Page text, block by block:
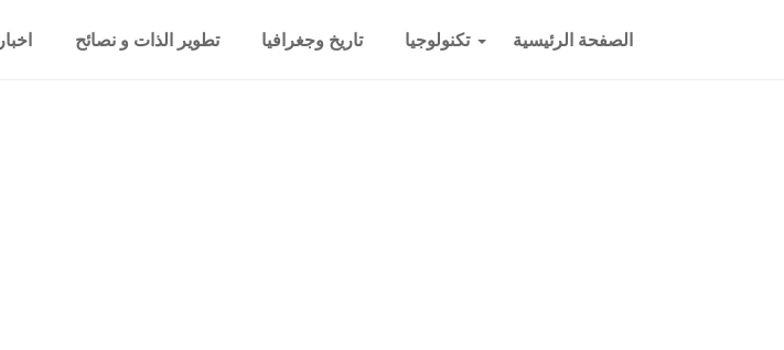
الصفحة الرئيسية تكنولوجيا تاريخ وجغرافيا تطوير الذات و نصائح اخبار